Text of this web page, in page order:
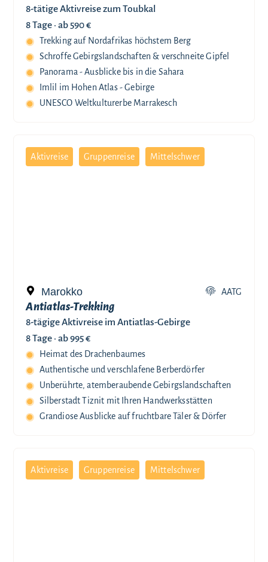
8-tätige Aktivreise zum Toubkal
8 Tage · ab 590 €
Trekking auf Nordafrikas höchstem Berg
Schroffe Gebirgslandschaften & verschneite Gipfel
Panorama - Ausblicke bis in die Sahara
Imlil im Hohen Atlas - Gebirge
UNESCO Weltkulturerbe Marrakesch
Aktivreise Gruppenreise Mittelschwer
Marokko AATG
Antiatlas-Trekking
8-tägige Aktivreise im Antiatlas-Gebirge
8 Tage · ab 995 €
Heimat des Drachenbaumes
Authentische und verschlafene Berberdörfer
Unberührte, atemberaubende Gebirgslandschaften
Silberstadt Tiznit mit Ihren Handwerksstätten
Grandiose Ausblicke auf fruchtbare Täler & Dörfer
Aktivreise Gruppenreise Mittelschwer